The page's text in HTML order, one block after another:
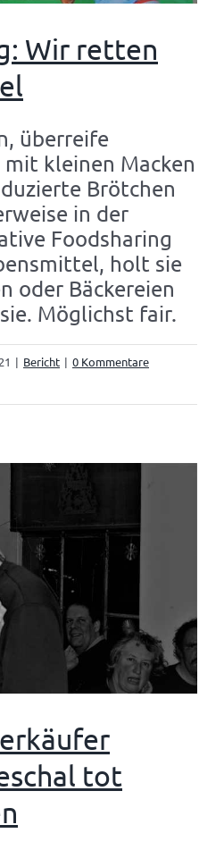
Wir retten
überreife
kleinen Macken
Brötchen
in der
Foodsharing
holt sie
oder Bäckereien
Möglichst fair.
| Bericht | 0 Kommentare
tot